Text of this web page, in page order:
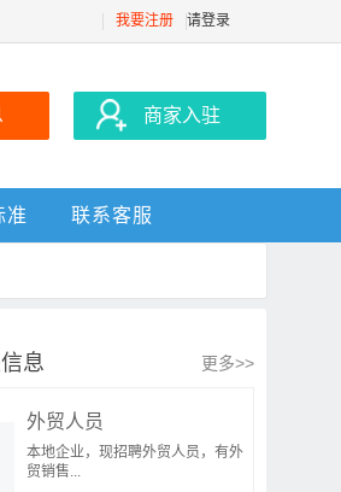
我要注册 请登录
商家入驻
准 联系客服
息 更多>>
外贸人员
本地企业，现招聘外贸人员，有外
贸销售...